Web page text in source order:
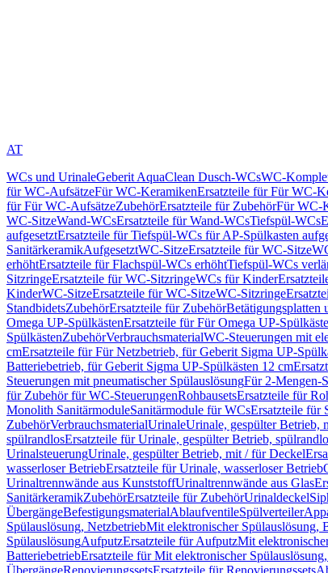
AT
WCs und UrinaleGeberit AquaClean Dusch-WCsWC-
für WC-AufsätzeFür WC-KeramikenErsatzteile für Für WC-
für Für WC-AufsätzeZubehörErsatzteile für ZubehörFür WC-
WC-SitzeWand-WCsErsatzteile für Wand-WCsTiefspül-WCs
aufgesetztErsatzteile für Tiefspül-WCs für AP-Spülkasten
SanitärkeramikAufgesetztWC-SitzeErsatzteile für WC-Sitze
erhöhtErsatzteile für Flachspül-WCs erhöhtTiefspül-WCs
SitzringeErsatzteile für WC-SitzringeWCs für Kinder
KinderWC-SitzeErsatzteile für WC-SitzeWC-Sitzringe
StandbidetsZubehörErsatzteile für ZubehörBetätigungsplatten
Omega UP-SpülkästenErsatzteile für Für Omega UP-
SpülkästenZubehörVerbrauchsmaterialWC-Steuerungen mit
cmErsatzteile für Für Netzbetrieb, für Geberit Sigma UP-
Batteriebetrieb, für Geberit Sigma UP-Spülkästen 12 cm
Steuerungen mit pneumatischer SpülauslösungFür 2-Mengen-
für Zubehör für WC-SteuerungenRohbausetsErsatzteile für
Monolith SanitärmoduleSanitärmodule für WCsErsatzteile für
ZubehörVerbrauchsmaterialUrinaleUrinale, gespülter Betrieb,
spülrandlosErsatzteile für Urinale, gespülter Betrieb,
UrinalsteuerungUrinale, gespülter Betrieb, mit / für Deckel
wasserloser BetriebErsatzteile für Urinale, wasserloser Betrieb
Urinaltrennwände aus KunststoffUrinaltrennwände aus Glas
SanitärkeramikZubehörErsatzteile für ZubehörUrinaldeckel
ÜbergängeBefestigungsmaterialAblaufventileSpülverteiler
Spülauslösung, NetzbetriebMit elektronischer Spülauslösung,
SpülauslösungAufputzErsatzteile für AufputzMit
BatteriebetriebErsatzteile für Mit elektronischer
ÜbergängeRenovierungssetsErsatzteile für Renovierungssets